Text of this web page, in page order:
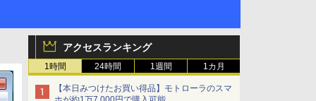
アクセスランキング
1時間 24時間 1週間 1カ月
【本日みつけたお買い得品】モトローラのスマ